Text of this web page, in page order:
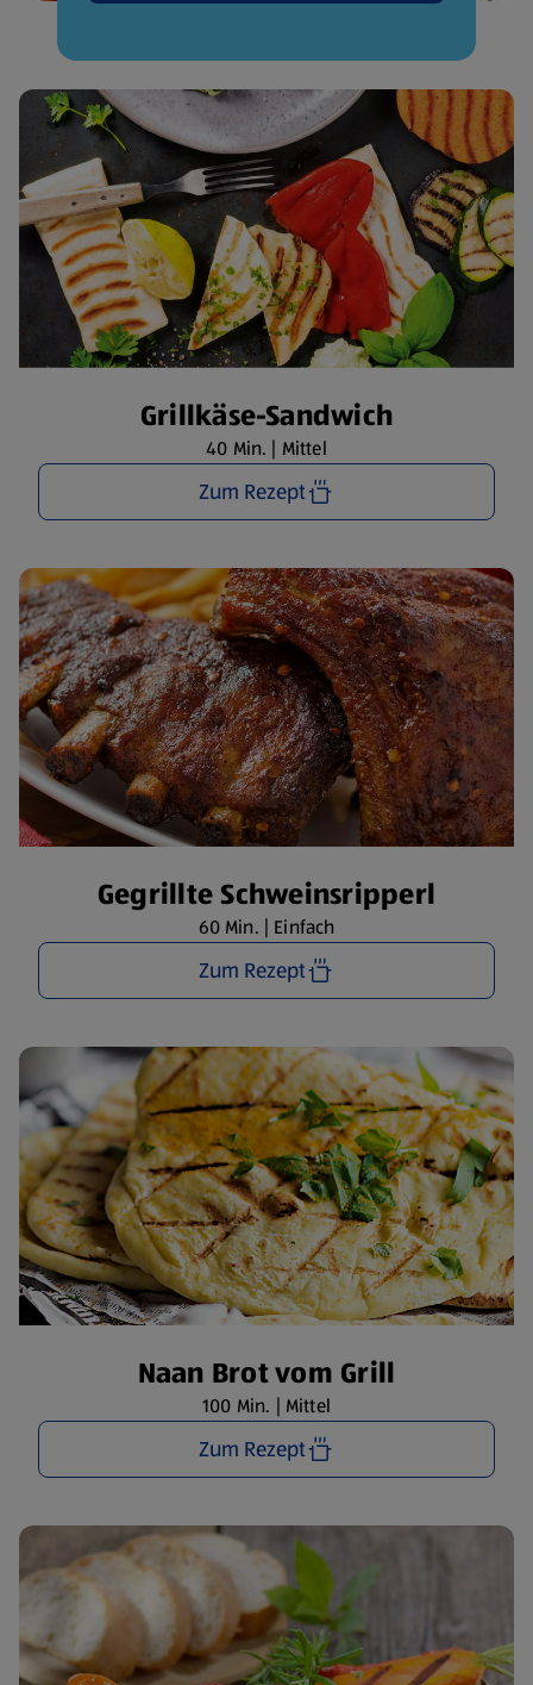
Grillkäse-Sandwich
40 Min. | Mittel
Zum Rezept
Gegrillte Schweinsripperl
60 Min. | Einfach
Zum Rezept
Naan Brot vom Grill
100 Min. | Mittel
Zum Rezept